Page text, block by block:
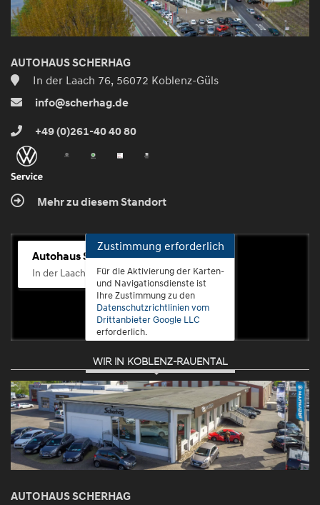
AUTOHAUS SCHERHAG
In der Laach 76, 56072 Koblenz-Güls
info@scherhag.de
+49 (0)261-40 40 80
Mehr zu diesem Standort
Autohaus Scherhag
In der Laach 76, 56072 Koblenz-Güls
Zustimmung erforderlich
Für die Aktivierung der Karten-
und Navigationsdienste ist
Ihre Zustimmung zu den
Datenschutzrichtlinien vom
Drittanbieter Google LLC
erforderlich.
Zustimmen
und
aktivieren
WIR IN KOBLENZ-RAUENTAL
AUTOHAUS SCHERHAG